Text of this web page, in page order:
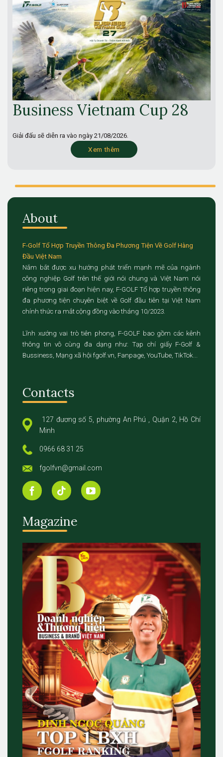
Business Vietnam Cup 28
Giải đấu sẽ diễn ra vào ngày 21/08/2026.
Xem thêm
About
F-Golf Tổ Hợp Truyền Thông Đa Phương Tiện Về Golf Hàng
Đầu Việt Nam
Nắm bắt được xu hướng phát triển mạnh mẽ của ngành
công nghiệp Golf trên thế giới nói chung và Việt Nam nói
riêng trong giai đoạn hiện nay, F-GOLF Tổ hợp truyền thông
đa phương tiện chuyên biệt về Golf đầu tiên tại Việt Nam
chính thức ra mắt cộng đồng vào tháng 10/2023.
Lĩnh xướng vai trò tiên phong, F-GOLF bao gồm các kênh
thông tin vô cùng đa dạng như: Tạp chí giấy F-Golf &
Bussiness, Mạng xã hội fgolf.vn, Fanpage, YouTube, TikTok...
Contacts
127 đương số 5, phường An Phú , Quận 2, Hồ Chí
Minh
0966 68 31 25
fgolfvn@gmail.com
Magazine